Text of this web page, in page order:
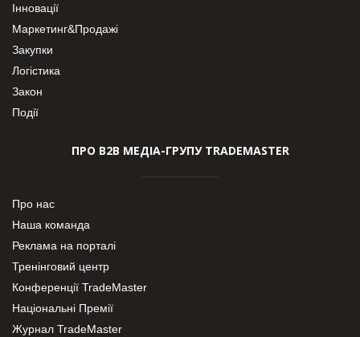
Інновації
Маркетинг&Продажі
Закупки
Логістика
Закон
Події
ПРО В2В МЕДІА-ГРУПУ TRADEMASTER
Про нас
Наша команда
Реклама на порталі
Тренінговий центр
Конференції TradeMaster
Національні Премії
Журнал TradeMaster